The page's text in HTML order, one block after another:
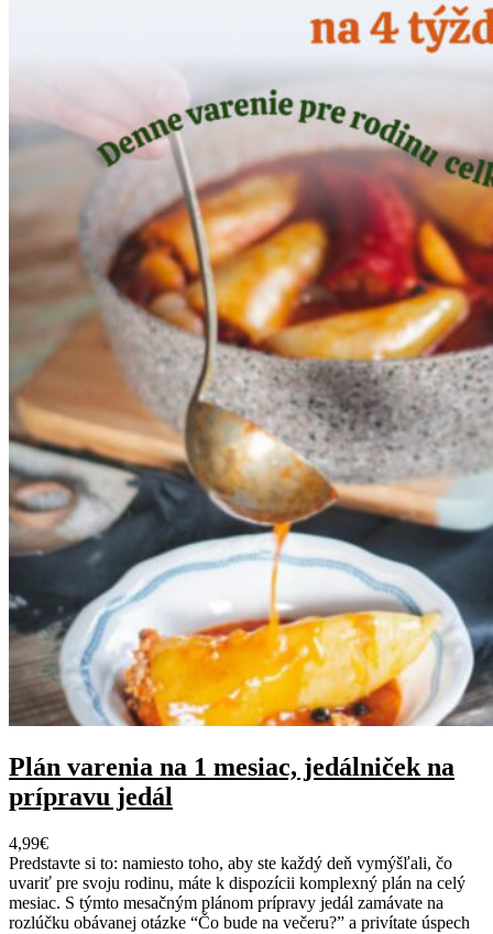
Plán varenia na 1 mesiac, jedálniček na
prípravu jedál
4,99€
Predstavte si to: namiesto toho, aby ste každý deň vymýšľali, čo
uvariť pre svoju rodinu, máte k dispozícii komplexný plán na celý
mesiac. S týmto mesačným plánom prípravy jedál zamávate na
rozlúčku obávanej otázke “Čo bude na večeru?” a privítate úspech